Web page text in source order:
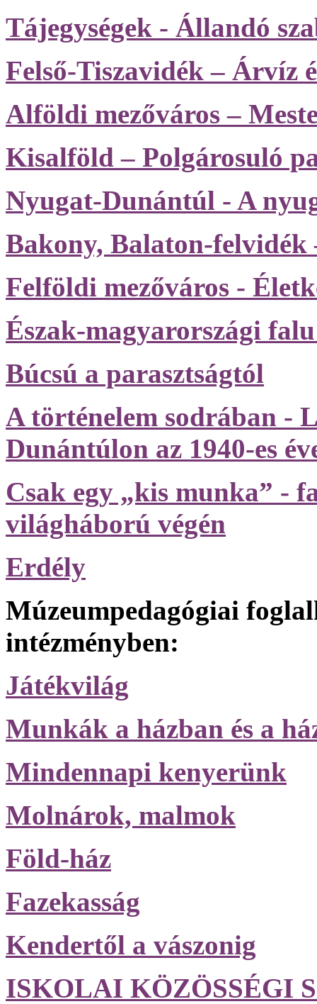
Tájegységek - Állandó
Felső-Tiszavidék – Árvíz
Alföldi mezőváros –
Kisalföld – Polgárosuló
Nyugat-Dunántúl - A
Bakony, Balaton-felvidék
Felföldi mezőváros -
Észak-magyarországi
Búcsú a parasztságtól
A történelem sodrában -
Dunántúlon az 1940-es
Csak egy „kis munka” -
világháború végén
Erdély
Múzeumpedagógiai
intézményben:
Játékvilág
Munkák a házban és a
Mindennapi kenyerünk
Molnárok, malmok
Föld-ház
Fazekasság
Kendertől a vászonig
ISKOLAI KÖZÖSSÉGI